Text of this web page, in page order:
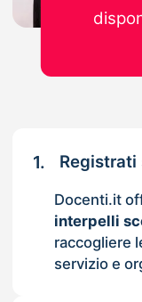
1. Registrati
Docenti.it
interpelli
raccogliere
servizio e